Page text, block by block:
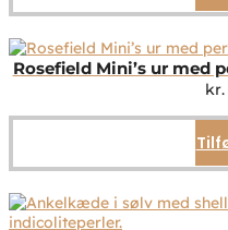
Rosefield Mini’s ur med
kr.